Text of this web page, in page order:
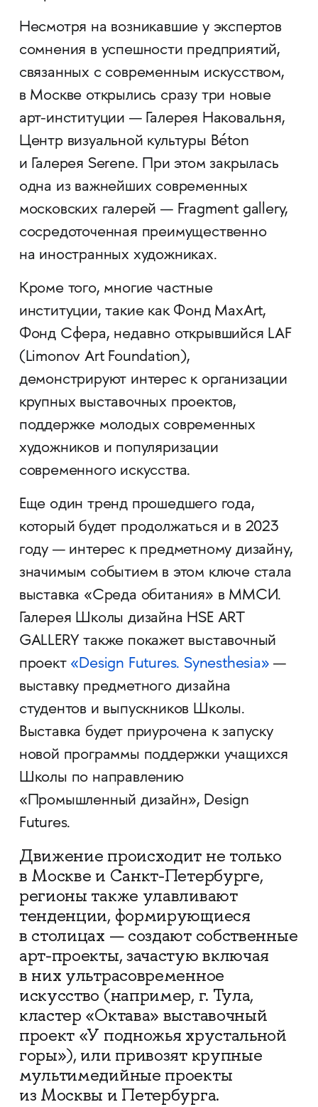
Несмотря на возникавшие у экспертов
сомнения в успешности предприятий,
связанных с современным искусством,
в Москве открылись сразу три новые
арт-институции — Галерея Наковальня,
Центр визуальной культуры Béton
и Галерея Serene. При этом закрылась
одна из важнейших современных
московских галерей — Fragment gallery,
сосредоточенная преимущественно
на иностранных художниках.
Кроме того, многие частные
институции, такие как Фонд MaxArt,
Фонд Сфера, недавно открывшийся LAF
(Limonov Art Foundation),
демонстрируют интерес к организации
крупных выставочных проектов,
поддержке молодых современных
художников и популяризации
современного искусства.
Еще один тренд прошедшего года,
который будет продолжаться и в 2023
году — интерес к предметному дизайну,
значимым событием в этом ключе стала
выставка «Среда обитания» в ММСИ.
Галерея Школы дизайна HSE ART
GALLERY также покажет выставочный
проект «Design Futures. Synesthesia» —
выставку предметного дизайна
студентов и выпускников Школы.
Выставка будет приурочена к запуску
новой программы поддержки учащихся
Школы по направлению
«Промышленный дизайн», Design
Futures.
Движение происходит не только
в Москве и Санкт-Петербурге,
регионы также улавливают
тенденции, формирующиеся
в столицах — создают собственные
арт-проекты, зачастую включая
в них ультрасовременное
искусство (например, г. Тула,
кластер «Октава» выставочный
проект «У подножья хрустальной
горы»), или привозят крупные
мультимедийные проекты
из Москвы и Петербурга.